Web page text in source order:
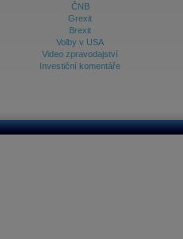
ČNB
Grexit
Brexit
Volby v USA
Video zpravodajství
Investiční komentáře